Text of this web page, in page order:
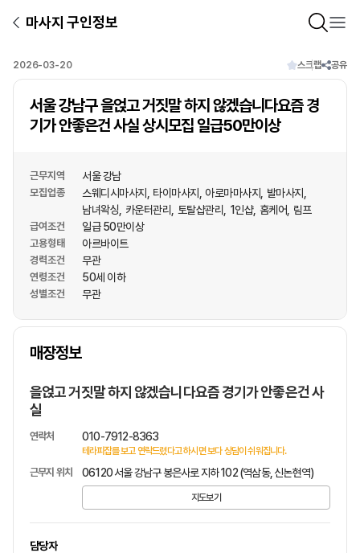
마사지 구인정보
2026-03-20 스크랩 공유
서울 강남구 을얹고 거짓말 하지 않겠습니다요즘 경
기가 안좋은건 사실 상시모집 일급50만이상
근무지역 서울 강남
모집업종 스웨디시마사지 타이마사지 아로마마사지
발마사지
남녀왁싱 카운터관리 토탈샵관리 1인샵 홈케어 림프
급여조건 일급 50만이상
고용형태 아르바이트
경력조건 무관
연령조건 50세 이하
성별조건 무관
매장정보
상호명
을얹고 거짓말 하지 않겠습니다요즘 경기가 안좋은건 사
실
연락처 010-7912-8363
테라피잡를 보고 연락드렸다고 하시면 보다 상담이 쉬워집니다.
근무지 위치 06120 서울 강남구 봉은사로 지하 102 (역삼동, 신논현역)
지도보기
담당자